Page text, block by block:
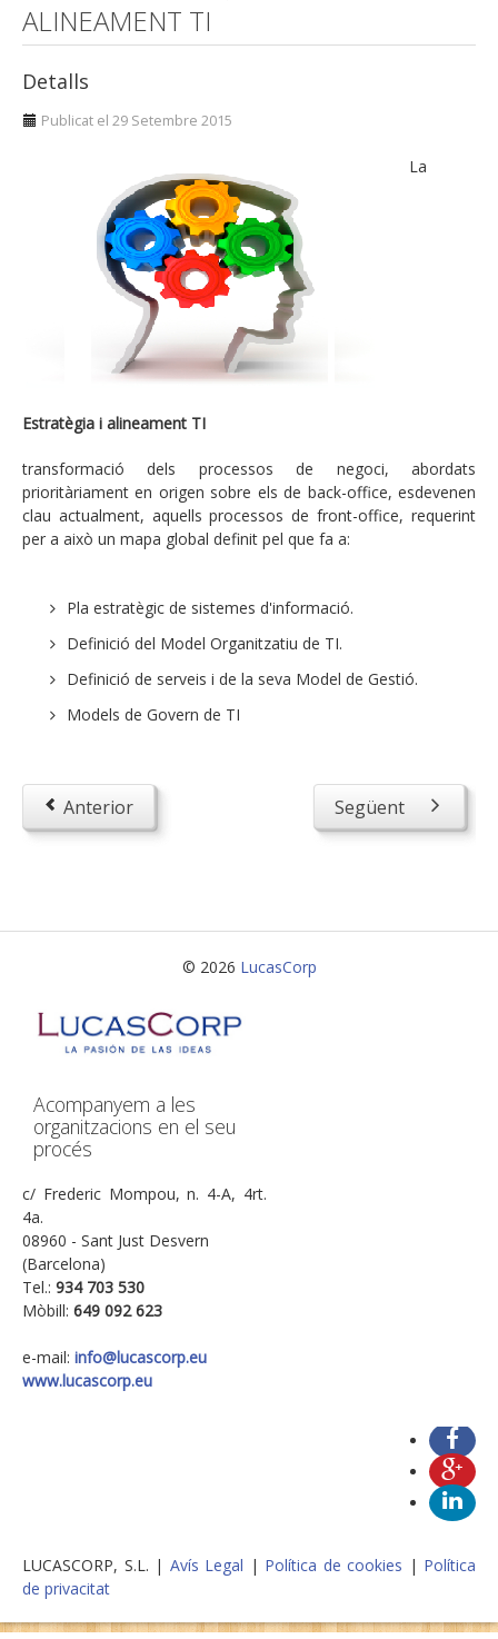
Desenvolupament, integració i convergència
FLSoft
Consultoria estratègica en tecnologies de la
informació
Enginyeria i transformació dels seus processos
tecnològics de negoci
Pla estratègic, estratègia i alineament TI
Projectes d'eficiència TI
dades
Gestió de la seguretat de la informació
Tecnologia
Arquitectura TI empresarial
Seguretat i riscos
Serveis
Preparació i elaboració de guies d'auditories
Contacta amb nosaltres
ALINEAMENT TI
Detalls
Publicat el 29 Setembre 2015
Estratègia i alineament TI
La
transformació dels processos de negoci, abordats
prioritàriament en origen sobre els de back-office, esdevenen
clau actualment, aquells processos de front-office, requerint
per a això un mapa global definit pel que fa a:
Pla estratègic de sistemes d'informació.
Definició del Model Organitzatiu de TI.
Definició de serveis i de la seva Model de Gestió.
Models de Govern de TI
Anterior Següent
© 2026 LucasCorp
Acompanyem a les
organitzacions en el seu
procés
c/ Frederic Mompou, n. 4-A, 4rt.
4a.
08960 - Sant Just Desvern
(Barcelona)
Tel.: 934 703 530
Mòbill: 649 092 623
e-mail: info@lucascorp.eu
www.lucascorp.eu
LUCASCORP, S.L. | Avís Legal | Política de cookies | Política
de privacitat